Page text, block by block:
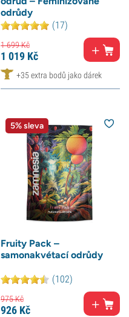
odrůdy
(17)
1 699Kč
1 019 Kč
+35 extra bodů jako dárek
5% sleva
Fruity Pack –
samonakvétací odrůdy
(102)
975Kč
926 Kč